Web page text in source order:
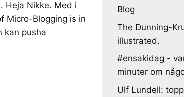
Heja Nikke. Med i
Micro-Blogging is in
kan pusha
Blog
The Dunning-
illustrated.
#ensakidag -
minuter om
Ulf Lundell: